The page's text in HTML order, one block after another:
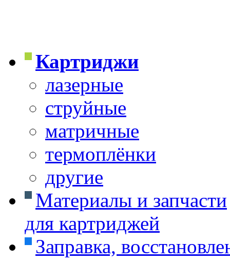
Картриджи
лазерные
струйные
матричные
термоплёнки
другие
Материалы и запчасти
для картриджей
Заправка,